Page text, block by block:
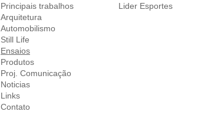
Principais trabalhos
Arquitetura
Automobilismo
Still Life
Ensaios
Produtos
Proj. Comunicação
Noticias
Links
Contato
Lider Esportes